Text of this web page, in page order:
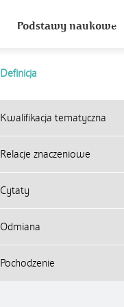
Podstawy naukowe
Definicja
Kwalifikacja tematyczna
Relacje znaczeniowe
Cytaty
Odmiana
Pochodzenie